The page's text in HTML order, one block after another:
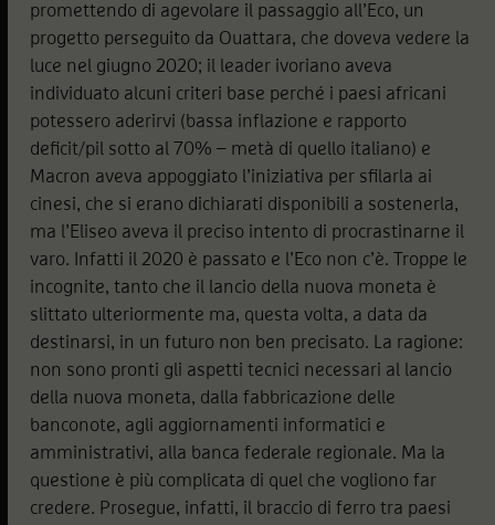
promettendo di agevolare il passaggio all’Eco, un
progetto perseguito da Ouattara, che doveva vedere la
luce nel giugno 2020; il leader ivoriano aveva
individuato alcuni criteri base perché i paesi africani
potessero aderirvi (bassa inflazione e rapporto
deficit/pil sotto al 70% – metà di quello italiano) e
Macron aveva appoggiato l’iniziativa per sfilarla ai
cinesi, che si erano dichiarati disponibili a sostenerla,
ma l’Eliseo aveva il preciso intento di procrastinarne il
varo. Infatti il 2020 è passato e l’Eco non c’è. Troppe le
incognite, tanto che il lancio della nuova moneta è
slittato ulteriormente ma, questa volta, a data da
destinarsi, in un futuro non ben precisato. La ragione:
non sono pronti gli aspetti tecnici necessari al lancio
della nuova moneta, dalla fabbricazione delle
banconote, agli aggiornamenti informatici e
amministrativi, alla banca federale regionale. Ma la
questione è più complicata di quel che vogliono far
credere. Prosegue, infatti, il braccio di ferro tra paesi